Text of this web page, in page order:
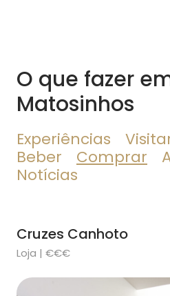
O que fazer
Matosinhos
Experiências
Beber
Comprar
Notícias
Cruzes Canhoto
Loja | €€€